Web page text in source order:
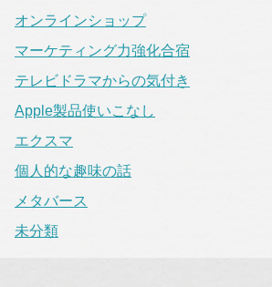
オンラインショップ
マーケティング力強化合宿
テレビドラマからの気付き
Apple製品使いこなし
エクスマ
個人的な趣味の話
メタバース
未分類